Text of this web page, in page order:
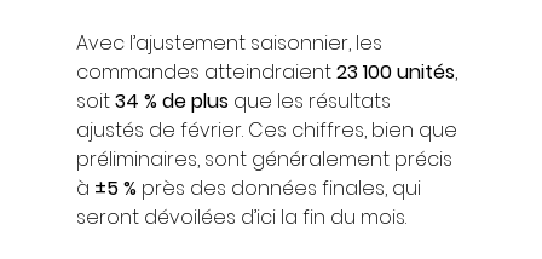
Avec l’ajustement saisonnier, les
commandes atteindraient 23 100 unités,
soit 34 % de plus que les résultats
ajustés de février. Ces chiffres, bien que
préliminaires, sont généralement précis
à ±5 % près des données finales, qui
seront dévoilées d’ici la fin du mois.